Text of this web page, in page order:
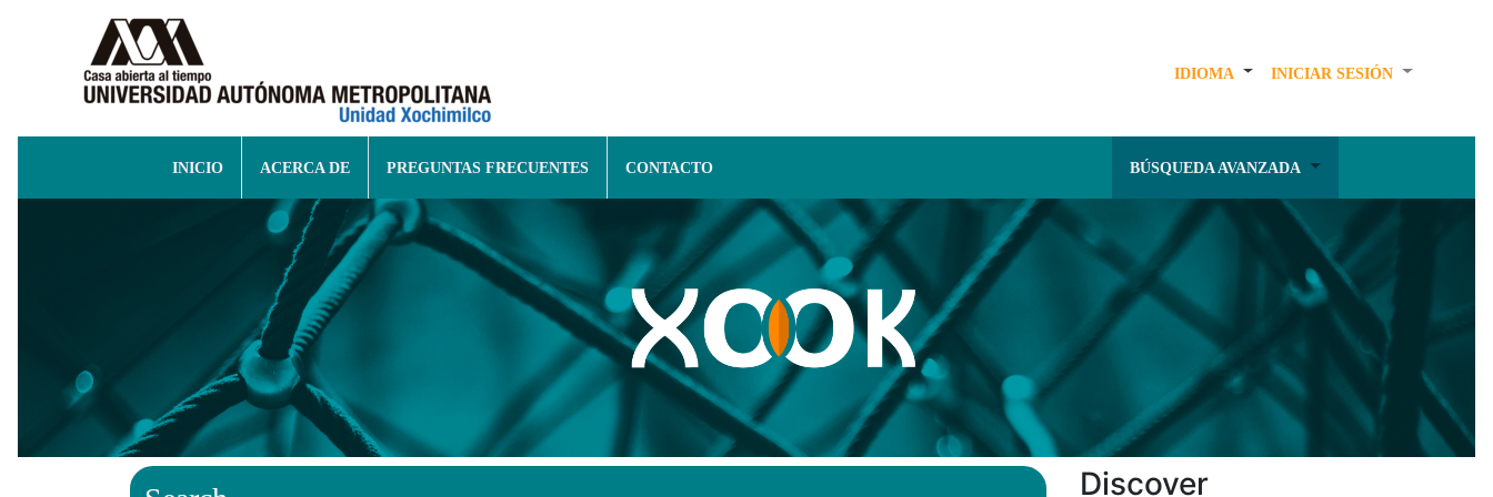
IDIOMA INICIAR SESIÓN
INICIO ACERCA DE PREGUNTAS FRECUENTES CONTACTO BÚSQUEDA AVANZADA
Discover